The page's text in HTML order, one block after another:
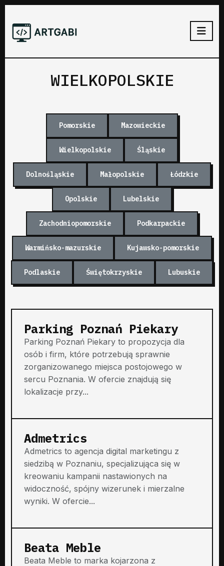
WIELKOPOLSKIE
Pomorskie Mazowieckie
Wielkopolskie Śląskie
Dolnośląskie Małopolskie Łódzkie
Opolskie Lubelskie
Zachodniopomorskie Podkarpackie
Warmińsko-mazurskie Kujawsko-pomorskie
Podlaskie Świętokrzyskie Lubuskie
Parking Poznań Piekary
Parking Poznań Piekary to propozycja dla
osób i firm, które potrzebują sprawnie
zorganizowanego miejsca postojowego w
sercu Poznania. W ofercie znajdują się
lokalizacje przy...
Admetrics
Admetrics to agencja digital marketingu z
siedzibą w Poznaniu, specjalizująca się w
kreowaniu kampanii nastawionych na
widoczność, spójny wizerunek i mierzalne
wyniki. W ofercie...
Beata Meble
Beata Meble to marka kojarzona z